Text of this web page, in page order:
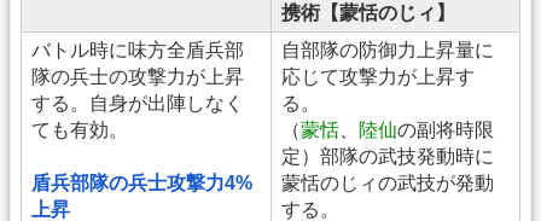
携術【蒙恬のじィ】
バトル時に味方全盾兵部
隊の兵士の攻撃力が上昇
する。自身が出陣しなく
ても有効。
盾兵部隊の兵士攻撃力4%
上昇
自部隊の防御力上昇量に
応じて攻撃力が上昇す
る。
（蒙恬 陸仙の副将時限
定）部隊の武技発動時に
蒙恬のじィの武技が発動
する。